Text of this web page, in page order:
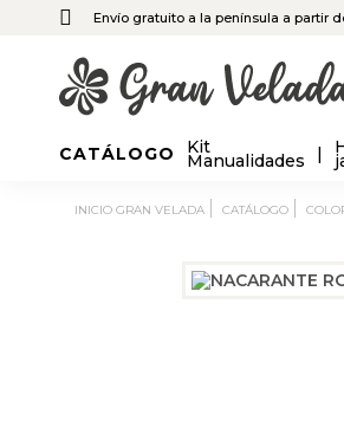
Envío gratuito a la península a partir
CATÁLOGO Kit
Manualidades
INICIO GRAN VELADA CATÁLOGO